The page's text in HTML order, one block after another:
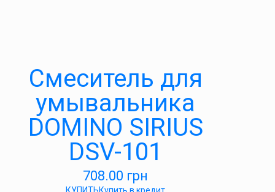
Cмеситель для
умывальника
DOMINO SIRIUS
DSV-101
708.00 грн